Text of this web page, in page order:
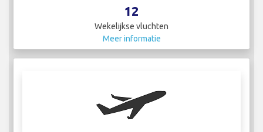
12
Wekelijkse vluchten
Meer informatie